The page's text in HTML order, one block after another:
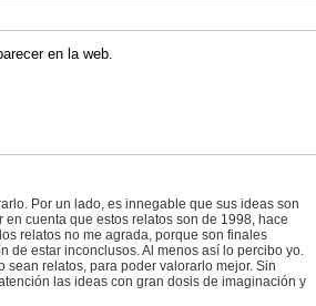
en la web.
Por un lado, es innegable que sus ideas son
cuenta que estos relatos son de 1998, hace
relatos no me agrada, porque son finales
de estar inconclusos. Al menos así lo percibo yo.
sean relatos, para poder valorarlo mejor. Sin
las ideas con gran dosis de imaginación y